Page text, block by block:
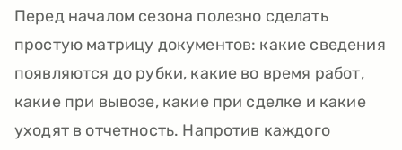
Перед началом сезона полезно сделать
простую матрицу документов: какие сведения
появляются до рубки, какие во время работ,
какие при вывозе, какие при сделке и какие
уходят в отчетность. Напротив каждого